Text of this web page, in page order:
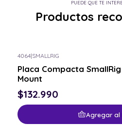
PUEDE QUE TE
Productos
4064|SMALLRIG
Placa Compacta
Mount
$132.990
Agregar al